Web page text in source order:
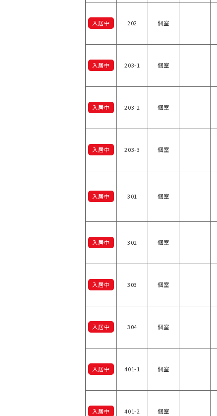
入居中 202 個室
入居中 203-1 個室
入居中 203-2 個室
入居中 203-3 個室
入居中 301 個室
入居中 302 個室
入居中 303 個室
入居中 304 個室
入居中 401-1 個室
入居中 401-2 個室